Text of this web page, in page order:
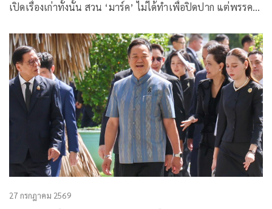
เปิดเรื่องเก่าทั้งนั้น สวน ‘มาร์ค’ ไม่ได้ทำเพื่อปิดปาก แต่พรรค
27 กรกฎาคม 2569